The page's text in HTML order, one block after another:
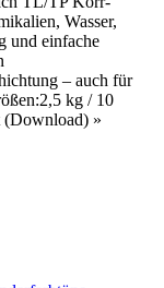
Wasser,
und einfache
– auch für
kg / 10
(Download) »